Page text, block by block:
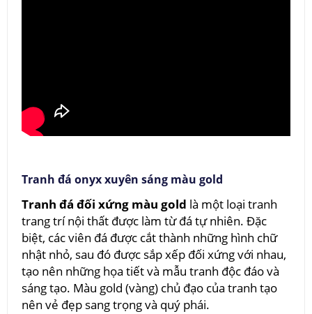
Tranh đá onyx xuyên sáng màu gold
Tranh đá đối xứng màu gold là một loại tranh
trang trí nội thất được làm từ đá tự nhiên. Đặc
biệt, các viên đá được cắt thành những hình chữ
nhật nhỏ, sau đó được sắp xếp đối xứng với nhau,
tạo nên những họa tiết và mẫu tranh độc đáo và
sáng tạo. Màu gold (vàng) chủ đạo của tranh tạo
nên vẻ đẹp sang trọng và quý phái.